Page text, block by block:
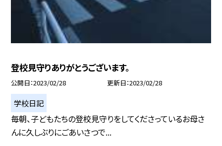
登校見守りありがとうございます。
公開日 2023/02/28 更新日 2023/02/28
学校日記
毎朝、子どもたちの登校見守りをしてくださっているお母さ
んに久しぶりにごあいさつで...